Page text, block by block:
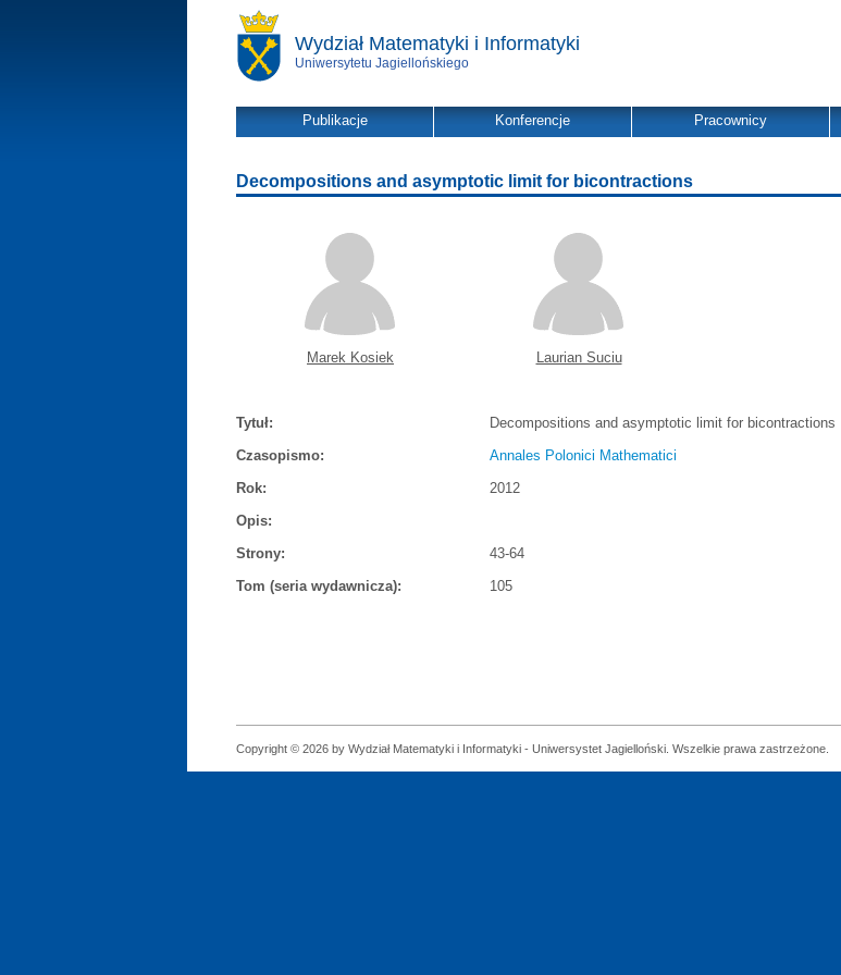
Wydział Matematyki i Informatyki
Uniwersytetu Jagiellońskiego
Publikacje Konferencje Pracownicy
Decompositions and asymptotic limit for bicontractions
Marek Kosiek Laurian Suciu
Tytuł:
Decompositions and asymptotic limit for bicontractions
Czasopismo:
Annales Polonici Mathematici
Rok:
2012
Opis:
Strony:
43-64
Tom (seria wydawnicza):
105
Copyright © 2026 by Wydział Matematyki i Informatyki - Uniwersystet Jagielloński. Wszelkie prawa zastrzeżone.